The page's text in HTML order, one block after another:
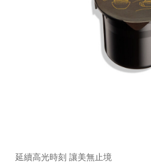
lx-
編
延續高光時刻 讓美無止境